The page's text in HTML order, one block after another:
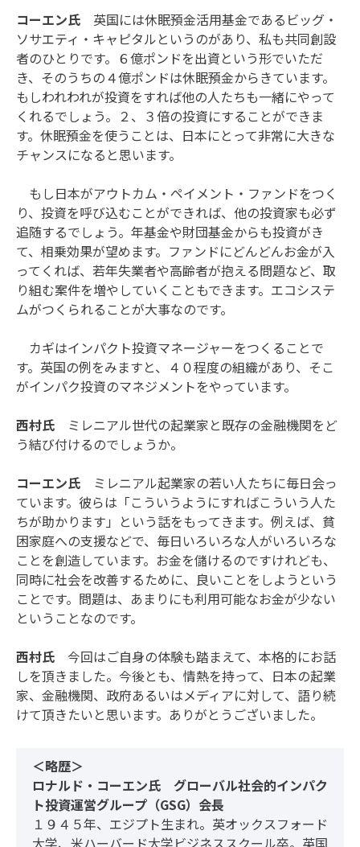
コーエン氏 英国には休眠預金活用基金であるビッグ・
ソサエティ・キャピタルというのがあり、私も共同創設
者のひとりです。６億ポンドを出資という形でいただ
き、そのうちの４億ポンドは休眠預金からきています。
もしわれわれが投資をすれば他の人たちも一緒にやって
くれるでしょう。２、３倍の投資にすることができま
す。休眠預金を使うことは、日本にとって非常に大きな
チャンスになると思います。
もし日本がアウトカム・ペイメント・ファンドをつく
り、投資を呼び込むことができれば、他の投資家も必ず
追随するでしょう。年基金や財団基金からも投資がき
て、相乗効果が望めます。ファンドにどんどんお金が入
ってくれば、若年失業者や高齢者が抱える問題など、取
り組む案件を増やしていくこともできます。エコシステ
ムがつくられることが大事なのです。
カギはインパクト投資マネージャーをつくることで
す。英国の例をみますと、４０程度の組織があり、そこ
がインパク投資のマネジメントをやっています。
西村氏 ミレニアル世代の起業家と既存の金融機関をど
う結び付けるのでしょうか。
コーエン氏 ミレニアル起業家の若い人たちに毎日会っ
ています。彼らは「こういうようにすればこういう人た
ちが助かります」という話をもってきます。例えば、貧
困家庭への支援などで、毎日いろいろな人がいろいろな
ことを創造しています。お金を儲けるのですけれども、
同時に社会を改善するために、良いことをしようという
ことです。問題は、あまりにも利用可能なお金が少ない
ということなのです。
西村氏 今回はご自身の体験も踏まえて、本格的にお話
しを頂きました。今後とも、情熱を持って、日本の起業
家、金融機関、政府あるいはメディアに対して、語り続
けて頂きたいと思います。ありがとうございました。
＜略歴＞
ロナルド・コーエン氏 グローバル社会的インパク
ト投資運営グループ（GSG）会長
１９４５年、エジプト生まれ。英オックスフォード
大学、米ハーバード大学ビジネススクール卒。英国